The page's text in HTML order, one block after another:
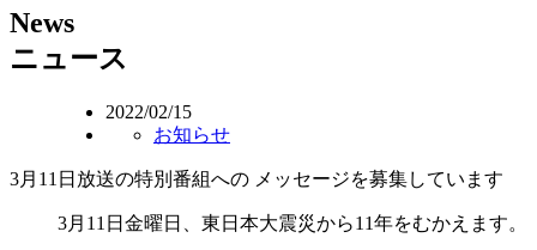
News
ニュース
2022/02/15
お知らせ
3月11日放送の特別番組への メッセージを募集しています
3月11日金曜日、東日本大震災から11年をむかえます。